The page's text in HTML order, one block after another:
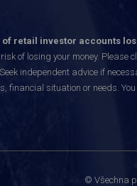
of retail investor accounts
of losing your money. Please
independent advice if
financial situation or needs.
© Všechna